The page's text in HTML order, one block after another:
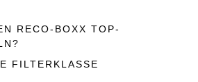
RECO-BOXX TOP-
FILTERKLASSE